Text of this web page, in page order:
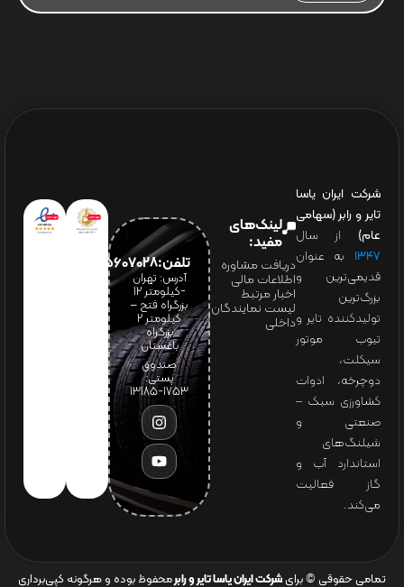
شرکت ایران یاسا
تایر و رابر (سهامی
عام) از سال
۱۳۴۷ به عنوان
قدیمی‌ترین و
بزرگ‌ترین
تولیدکننده تایر و
تیوب موتور
سیکلت،
دوچرخه، ادوات
کشاورزی سبک –
صنعتی و
شیلنگ‌های
استاندارد آب و
گاز فعالیت
می‌کند.
لینک‌های
مفید:
دریافت مشاوره
اطلاعات مالی
اخبار مرتبط
لیست نمایندگان
داخلی
تلفن:65607028(021)
آدرس: تهران
-کیلومتر 12
بزرگراه فتح –
کیلومتر ۲
بزرگراه
باغستان
صندوق
پستی:
1753-13185
تمامی حقوقی © برای شرکت ایران یاسا تایر و رابرمحفوظ بوده و هرگونه کپی‌برداری